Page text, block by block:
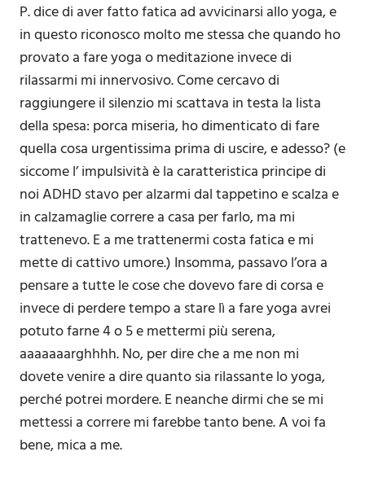
P. dice di aver fatto fatica ad avvicinarsi allo yoga, e
in questo riconosco molto me stessa che quando ho
provato a fare yoga o meditazione invece di
rilassarmi mi innervosivo. Come cercavo di
raggiungere il silenzio mi scattava in testa la lista
della spesa: porca miseria, ho dimenticato di fare
quella cosa urgentissima prima di uscire, e adesso? (e
siccome l’ impulsività è la caratteristica principe di
noi ADHD stavo per alzarmi dal tappetino e scalza e
in calzamaglie correre a casa per farlo, ma mi
trattenevo. E a me trattenermi costa fatica e mi
mette di cattivo umore.) Insomma, passavo l’ora a
pensare a tutte le cose che dovevo fare di corsa e
invece di perdere tempo a stare lì a fare yoga avrei
potuto farne 4 o 5 e mettermi più serena,
aaaaaaarghhhh. No, per dire che a me non mi
dovete venire a dire quanto sia rilassante lo yoga,
perché potrei mordere. E neanche dirmi che se mi
mettessi a correre mi farebbe tanto bene. A voi fa
bene, mica a me.